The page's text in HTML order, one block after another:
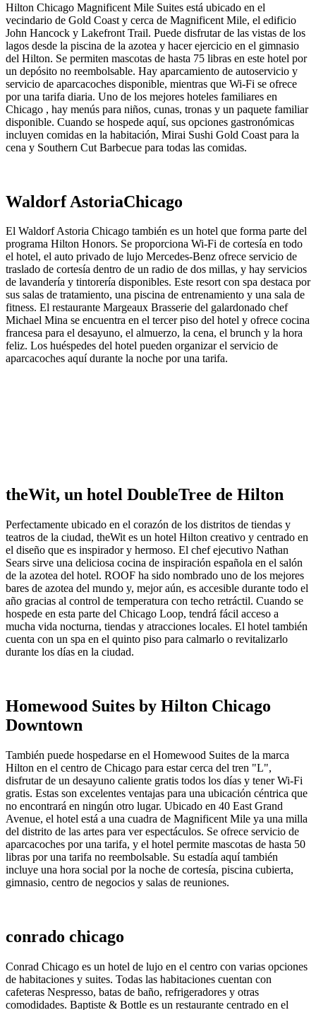
Hilton Chicago Magnificent Mile Suites está ubicado en el
vecindario de Gold Coast y cerca de Magnificent Mile, el edificio
John Hancock y Lakefront Trail. Puede disfrutar de las vistas de los
lagos desde la piscina de la azotea y hacer ejercicio en el gimnasio
del Hilton. Se permiten mascotas de hasta 75 libras en este hotel por
un depósito no reembolsable. Hay aparcamiento de autoservicio y
servicio de aparcacoches disponible, mientras que Wi-Fi se ofrece
por una tarifa diaria. Uno de los mejores hoteles familiares en
Chicago , hay menús para niños, cunas, tronas y un paquete familiar
disponible. Cuando se hospede aquí, sus opciones gastronómicas
incluyen comidas en la habitación, Mirai Sushi Gold Coast para la
cena y Southern Cut Barbecue para todas las comidas.
Waldorf AstoriaChicago
El Waldorf Astoria Chicago también es un hotel que forma parte del
programa Hilton Honors. Se proporciona Wi-Fi de cortesía en todo
el hotel, el auto privado de lujo Mercedes-Benz ofrece servicio de
traslado de cortesía dentro de un radio de dos millas, y hay servicios
de lavandería y tintorería disponibles. Este resort con spa destaca por
sus salas de tratamiento, una piscina de entrenamiento y una sala de
fitness. El restaurante Margeaux Brasserie del galardonado chef
Michael Mina se encuentra en el tercer piso del hotel y ofrece cocina
francesa para el desayuno, el almuerzo, la cena, el brunch y la hora
feliz. Los huéspedes del hotel pueden organizar el servicio de
aparcacoches aquí durante la noche por una tarifa.
theWit, un hotel DoubleTree de Hilton
Perfectamente ubicado en el corazón de los distritos de tiendas y
teatros de la ciudad, theWit es un hotel Hilton creativo y centrado en
el diseño que es inspirador y hermoso. El chef ejecutivo Nathan
Sears sirve una deliciosa cocina de inspiración española en el salón
de la azotea del hotel. ROOF ha sido nombrado uno de los mejores
bares de azotea del mundo y, mejor aún, es accesible durante todo el
año gracias al control de temperatura con techo retráctil. Cuando se
hospede en esta parte del Chicago Loop, tendrá fácil acceso a
mucha vida nocturna, tiendas y atracciones locales. El hotel también
cuenta con un spa en el quinto piso para calmarlo o revitalizarlo
durante los días en la ciudad.
Homewood Suites by Hilton Chicago
Downtown
También puede hospedarse en el Homewood Suites de la marca
Hilton en el centro de Chicago para estar cerca del tren "L",
disfrutar de un desayuno caliente gratis todos los días y tener Wi-Fi
gratis. Estas son excelentes ventajas para una ubicación céntrica que
no encontrará en ningún otro lugar. Ubicado en 40 East Grand
Avenue, el hotel está a una cuadra de Magnificent Mile ya una milla
del distrito de las artes para ver espectáculos. Se ofrece servicio de
aparcacoches por una tarifa, y el hotel permite mascotas de hasta 50
libras por una tarifa no reembolsable. Su estadía aquí también
incluye una hora social por la noche de cortesía, piscina cubierta,
gimnasio, centro de negocios y salas de reuniones.
conrado chicago
Conrad Chicago es un hotel de lujo en el centro con varias opciones
de habitaciones y suites. Todas las habitaciones cuentan con
cafeteras Nespresso, batas de baño, refrigeradores y otras
comodidades. Baptiste & Bottle es un restaurante centrado en el